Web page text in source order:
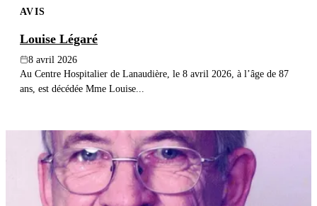
AVIS
Louise Légaré
8 avril 2026
Au Centre Hospitalier de Lanaudière, le 8 avril 2026, à l’âge de 87
ans, est décédée Mme Louise...